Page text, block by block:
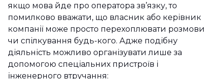
якщо мова йде про оператора зв’язку, то
помилково вважати, що власник або керівник
компанії може просто перехоплювати розмови
чи спілкування будь-кого. Адже подібну
діяльність можливо організувати лише за
допомогою спеціальних пристроїв і
інженерного втручання: